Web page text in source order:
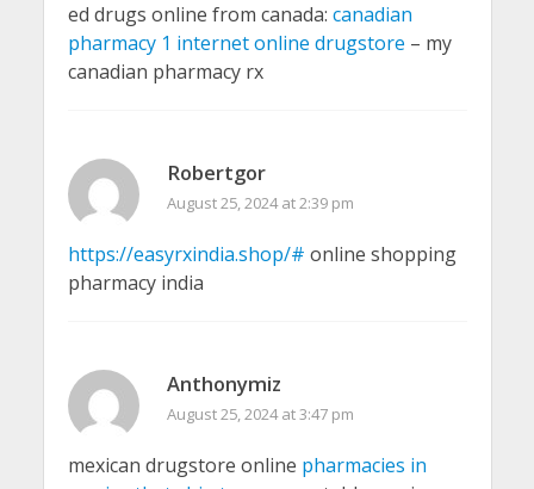
ed drugs online from canada: canadian
pharmacy 1 internet online drugstore – my
canadian pharmacy rx
Robertgor
August 25, 2024 at 2:39 pm
https://easyrxindia.shop/# online shopping
pharmacy india
Anthonymiz
August 25, 2024 at 3:47 pm
mexican drugstore online pharmacies in